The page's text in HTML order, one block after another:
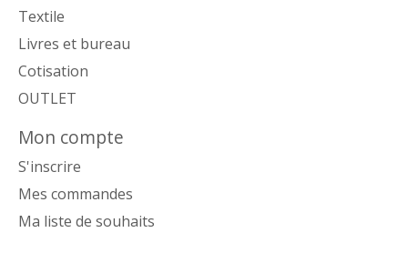
Textile
Livres et bureau
Cotisation
OUTLET
Mon compte
S'inscrire
Mes commandes
Ma liste de souhaits